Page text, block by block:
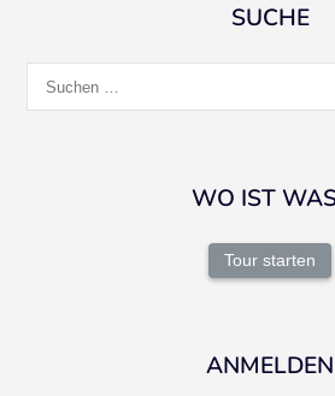
SUCHE
nach:
WO IST
Tour starten
ANMELDEN